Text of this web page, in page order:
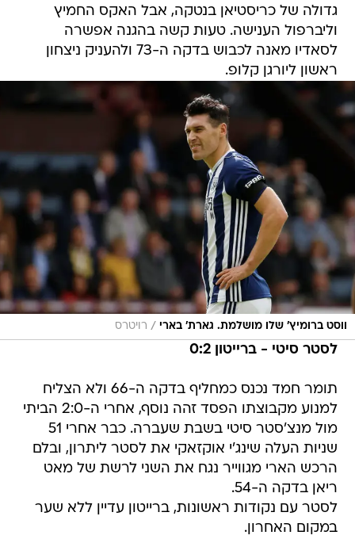
גדולה של כריסטיאן בנטקה, אבל האקס החמיץ
וליברפול הענישה. טעות קשה בהגנה אפשרה
לסאדיו מאנה לכבוש בדקה ה-73 ולהעניק ניצחון
ראשון ליורגן קלופ.
ווסט ברומיץ' שלו מושלמת. גארת' בארי / רויטרס
לסטר סיטי - ברייטון 0:2
תומר חמד נכנס כמחליף בדקה ה-66 ולא הצליח
למנוע מקבוצתו הפסד זהה נוסף, אחרי ה-2:0 הביתי
מול מנצ'סטר סיטי בשבת שעברה. כבר אחרי 51
שניות העלה שינג'י אוקזאקי את לסטר ליתרון, ובלם
הרכש הארי מגווייר נגח את השני לרשת של מאט
ריאן בדקה ה-54.
לסטר עם נקודות ראשונות, ברייטון עדיין ללא שער
במקום האחרון.